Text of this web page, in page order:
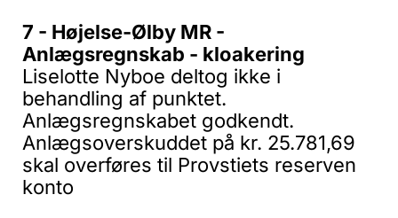
7 - Højelse-Ølby MR -
Anlægsregnskab - kloakering
Liselotte Nyboe deltog ikke i
behandling af punktet.
Anlægsregnskabet godkendt.
Anlægsoverskuddet på kr. 25.781,69
skal overføres til Provstiets reserven
konto